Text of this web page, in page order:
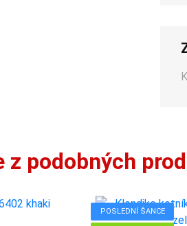
z podobných
POSLEDNÍ ŠANCE